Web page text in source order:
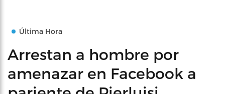
Última Hora
Arrestan a hombre por
amenazar en Facebook a